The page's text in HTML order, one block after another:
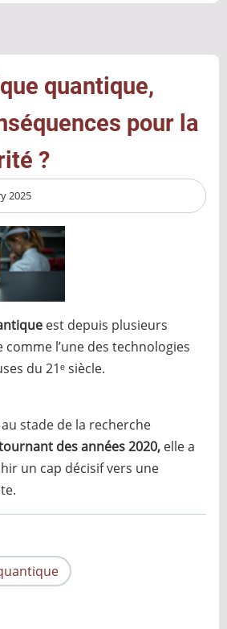
quantique,
pour la
?
2025
est depuis plusieurs
l’une des technologies
du 21ᵉ siècle.
stade de la recherche
des années 2020, elle a
un cap décisif vers une